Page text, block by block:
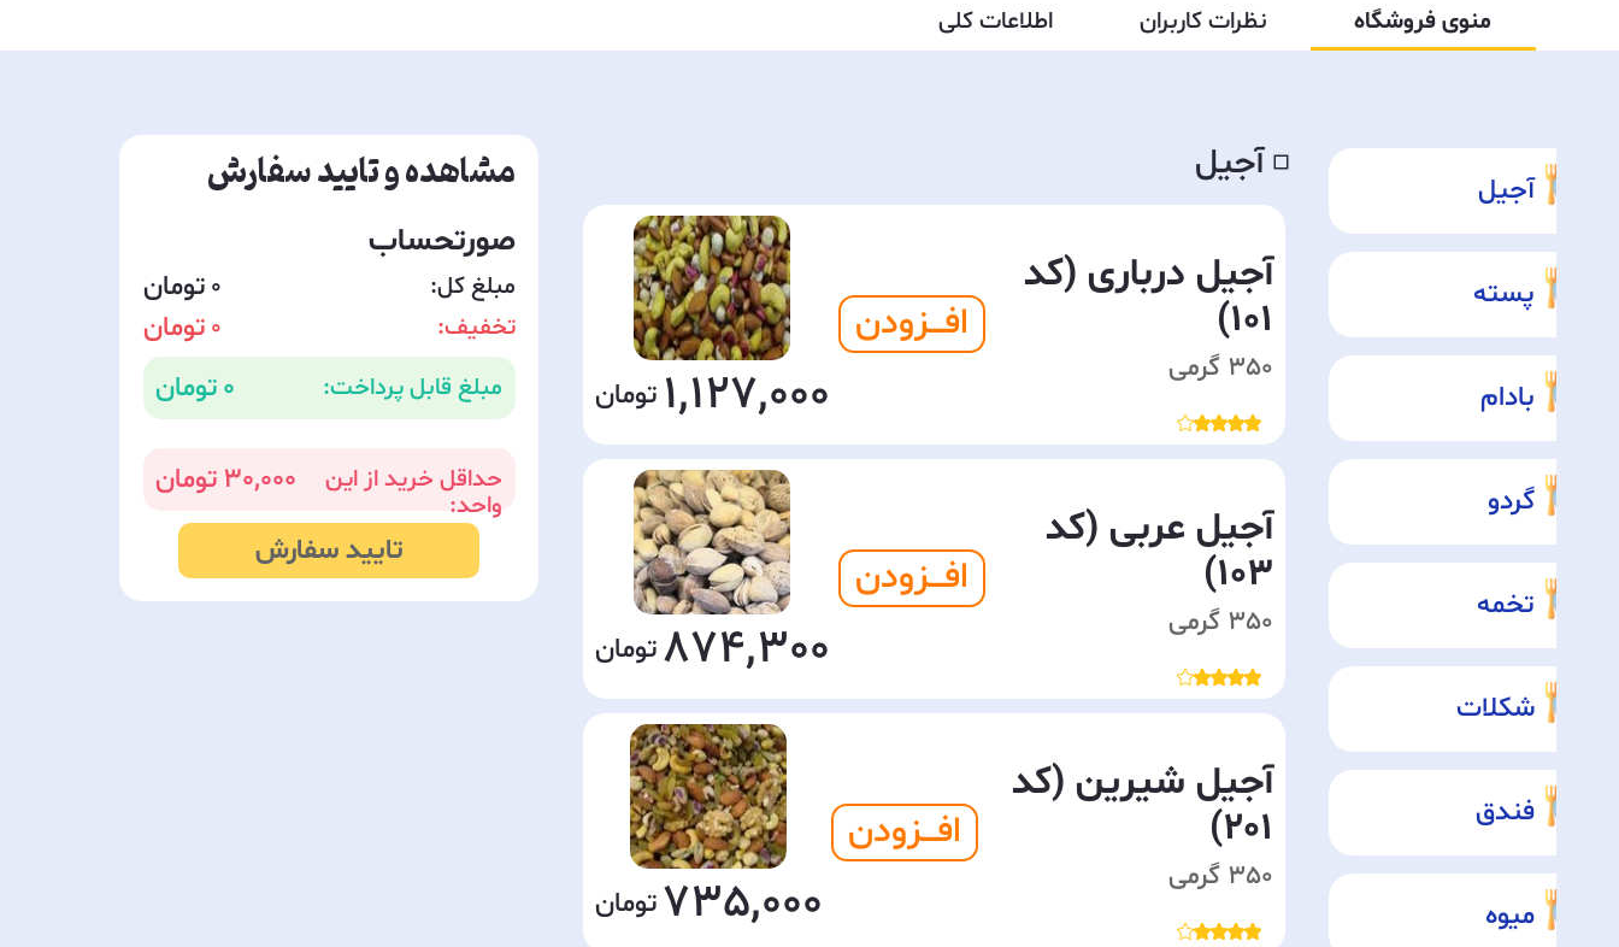
منوی فروشگاه نظرات کاربران اطلاعات کلی
آجیل
پسته
بادام
گردو
تخمه
شکلات
فندق
میوه
◽️ آجیل
آجیل درباری (کد
101)
350 گرمی
افـــزودن
1,127,000
آجیل عربی (کد
103)
350 گرمی
افـــزودن
874,300
آجیل شیرین (کد
201)
350 گرمی
افـــزودن
735,000
مشاهده و تایید سفارش
صورتحساب
مبلغ کل:
0
تخفیف:
0
مبلغ قابل پرداخت:
0
حداقل خرید از این
واحد:
30,000
تایید سفارش